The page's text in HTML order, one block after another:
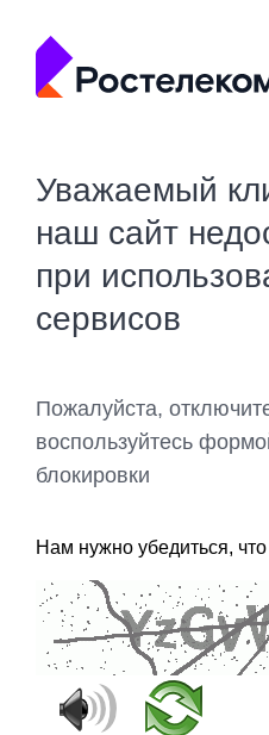
Уважаемый
наш сайт
при
сервисов
Пожалуйста,
воспользуйтесь
блокировки
Нам нужно убедиться,